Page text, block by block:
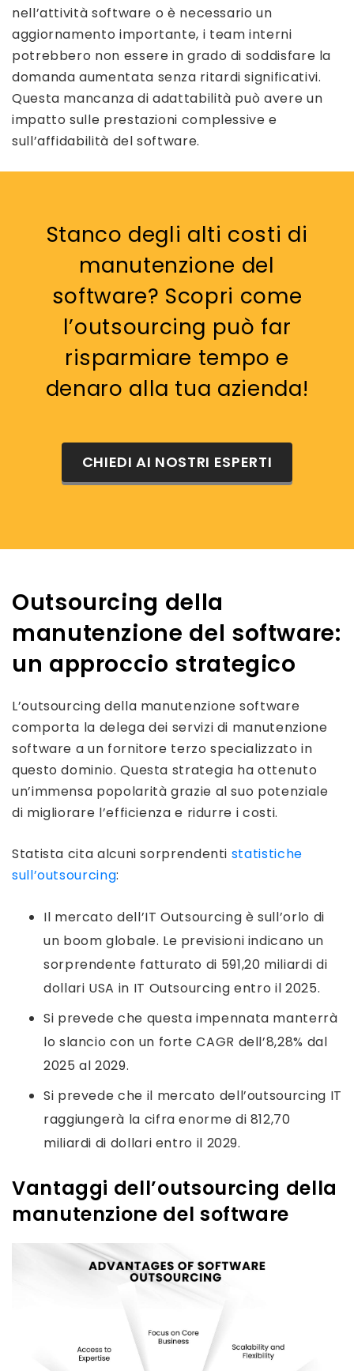
nell’attività software o è necessario un
aggiornamento importante, i team interni
potrebbero non essere in grado di soddisfare la
domanda aumentata senza ritardi significativi.
Questa mancanza di adattabilità può avere un
impatto sulle prestazioni complessive e
sull’affidabilità del software.
Stanco degli alti costi di
manutenzione del
software? Scopri come
l’outsourcing può far
risparmiare tempo e
denaro alla tua azienda!
CHIEDI AI NOSTRI ESPERTI
Outsourcing della
manutenzione del software:
un approccio strategico
L’outsourcing della manutenzione software
comporta la delega dei servizi di manutenzione
software a un fornitore terzo specializzato in
questo dominio. Questa strategia ha ottenuto
un’immensa popolarità grazie al suo potenziale
di migliorare l’efficienza e ridurre i costi.
Statista cita alcuni sorprendenti statistiche
sull’outsourcing:
Il mercato dell’IT Outsourcing è sull’orlo di
un boom globale. Le previsioni indicano un
sorprendente fatturato di 591,20 miliardi di
dollari USA in IT Outsourcing entro il 2025.
Si prevede che questa impennata manterrà
lo slancio con un forte CAGR dell’8,28% dal
2025 al 2029.
Si prevede che il mercato dell’outsourcing IT
raggiungerà la cifra enorme di 812,70
miliardi di dollari entro il 2029.
Vantaggi dell’outsourcing della
manutenzione del software